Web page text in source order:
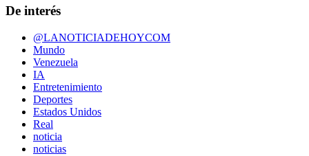
De interés
@LANOTICIADEHOYCOM
Mundo
Venezuela
IA
Entretenimiento
Deportes
Estados Unidos
Real
noticia
noticias